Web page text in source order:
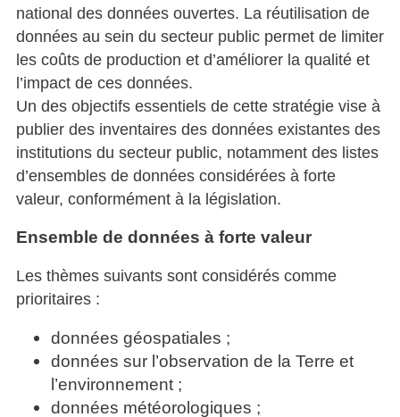
national des données ouvertes. La réutilisation de
données au sein du secteur public permet de limiter
les coûts de production et d’améliorer la qualité et
l’impact de ces données.
Un des objectifs essentiels de cette stratégie vise à
publier des inventaires des données existantes des
institutions du secteur public, notamment des listes
d’ensembles de données considérées à forte
valeur, conformément à la législation.
Ensemble de données à forte valeur
Les thèmes suivants sont considérés comme
prioritaires :
données géospatiales ;
données sur l’observation de la Terre et
l’environnement ;
données météorologiques ;